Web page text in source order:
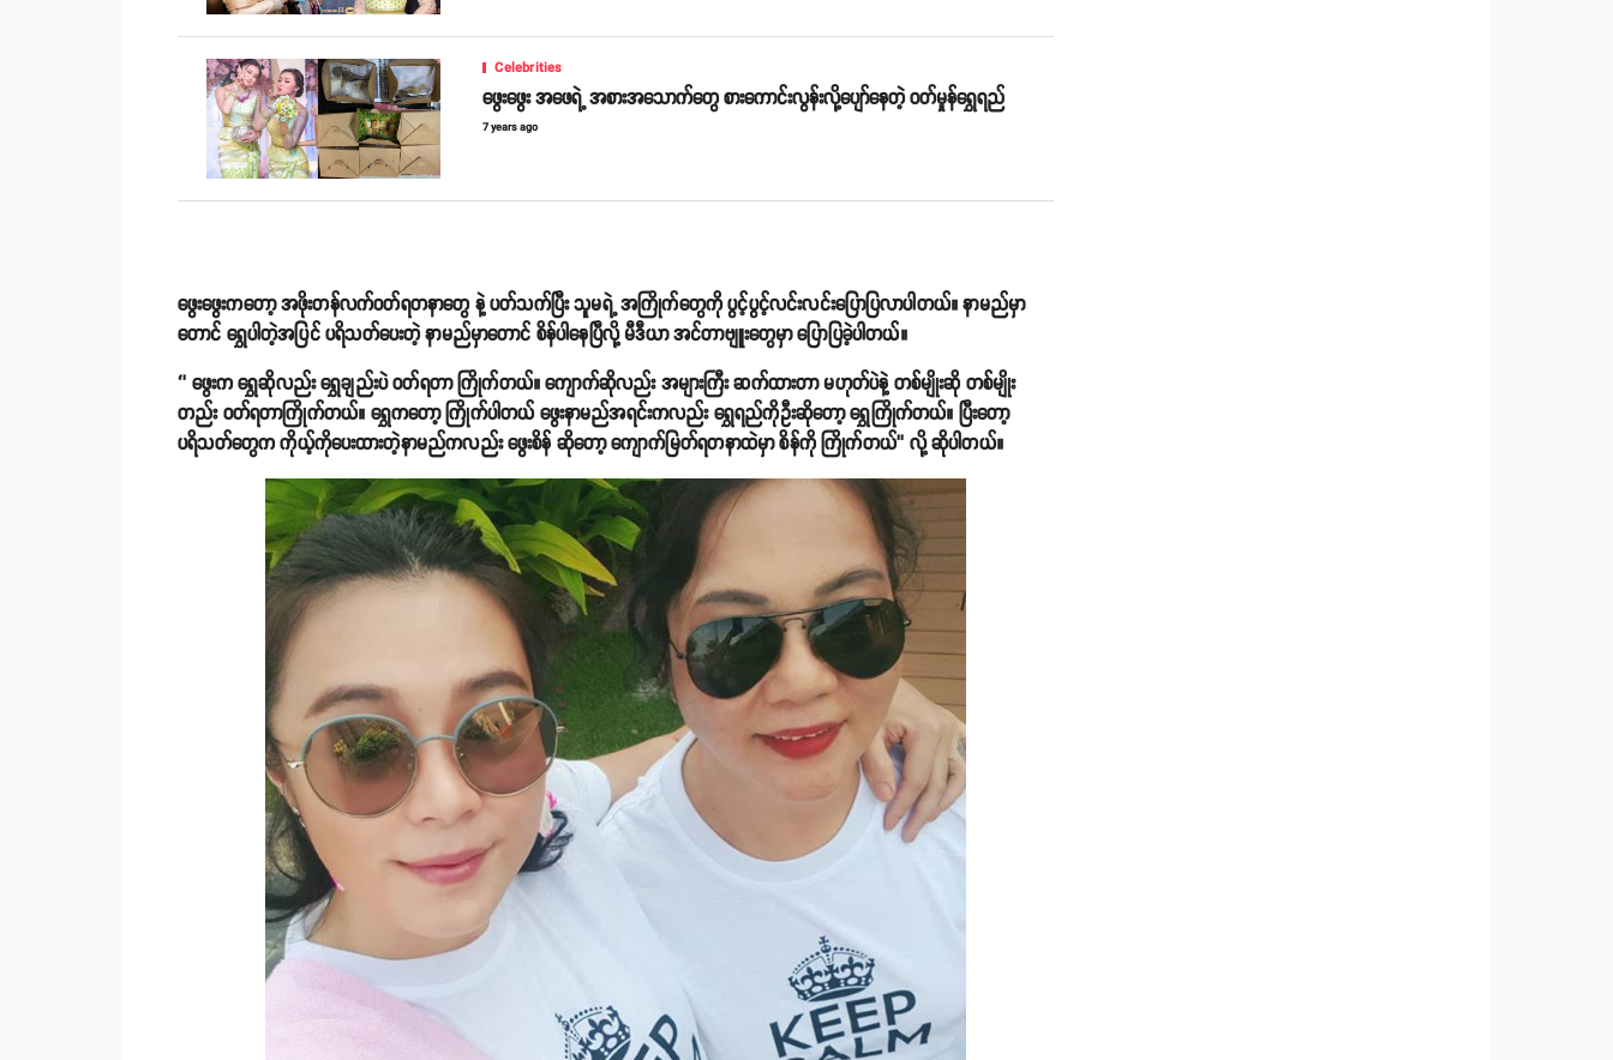
Celebrities
ဖွေးဖွေး အဖေရဲ့ အစားအသောက်တွေ စားကောင်းလွန်းလို့ပျော်နေတဲ့ ဝတ်မှုန်ရွှေရည်
7 years ago
ဖွေးဖွေးကတော့ အဖိုးတန်လက်ဝတ်ရတနာတွေ နဲ့ ပတ်သက်ပြီး သူမရဲ့ အကြိုက်တွေကို ပွင့်ပွင့်လင်းလင်းပြောပြလာပါတယ်။ နာမည်မှာ
တောင် ရွှေပါတဲ့အပြင် ပရိသတ်ပေးတဲ့ နာမည်မှာတောင် စိန်ပါနေပြီလို့ မီဒီယာ အင်တာဗျူးတွေမှာ ပြောပြခဲ့ပါတယ်။
‘’ ဖွေးက ရွှေဆိုလည်း ရွှေချည်းပဲ ဝတ်ရတာ ကြိုက်တယ်။ ကျောက်ဆိုလည်း အများကြီး ဆက်ထားတာ မဟုတ်ပဲနဲ့ တစ်မျိုးဆို တစ်မျိုး
တည်း ဝတ်ရတာကြိုက်တယ်။ ရွှေကတော့ ကြိုက်ပါတယ် ဖွေးနာမည်အရင်းကလည်း ရွှေရည်ကိုဦးဆိုတော့ ရွှေကြိုက်တယ်။ ပြီးတော့
ပရိသတ်တွေက ကိုယ့်ကိုပေးထားတဲ့နာမည်ကလည်း ဖွေးစိန် ဆိုတော့ ကျောက်မြတ်ရတနာထဲမှာ စိန်ကို ကြိုက်တယ်’’ လို့ ဆိုပါတယ်။